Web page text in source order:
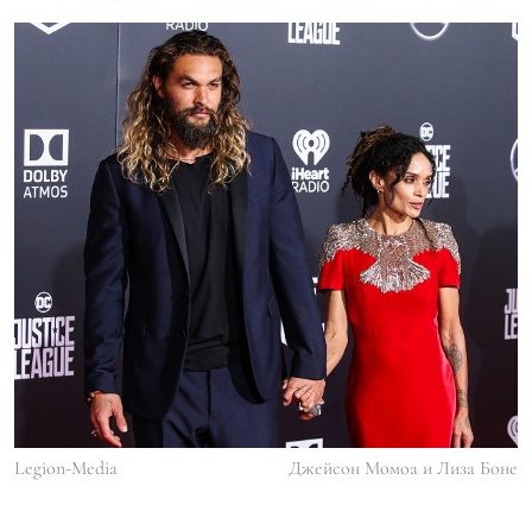
Legion-Media Джейсон Момоа и Лиза Боне